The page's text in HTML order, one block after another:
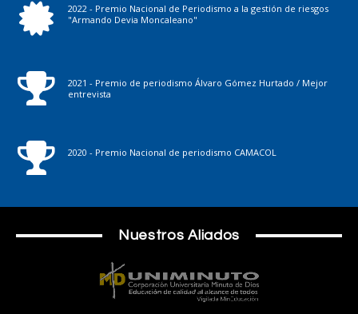
2022 - Premio Nacional de Periodismo a la gestión de riesgos
"Armando Devia Moncaleano"
2021 - Premio de periodismo Álvaro Gómez Hurtado / Mejor
entrevista
2020 - Premio Nacional de periodismo CAMACOL
Nuestros Aliados